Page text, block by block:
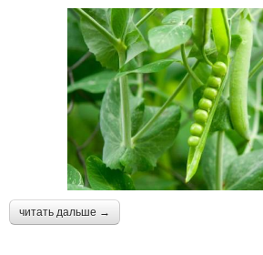
читать дальше →